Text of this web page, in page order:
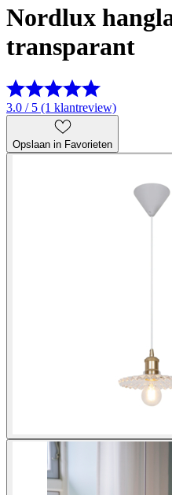
Nordlux
transparant
3.0 / 5 (1 klantreview)
Opslaan in Favorieten